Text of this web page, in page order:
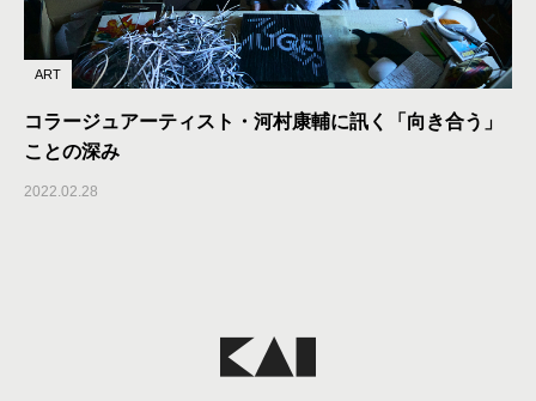
ART
コラージュアーティスト・河村康輔に訊く「向き合う」
ことの深み
2022.02.28